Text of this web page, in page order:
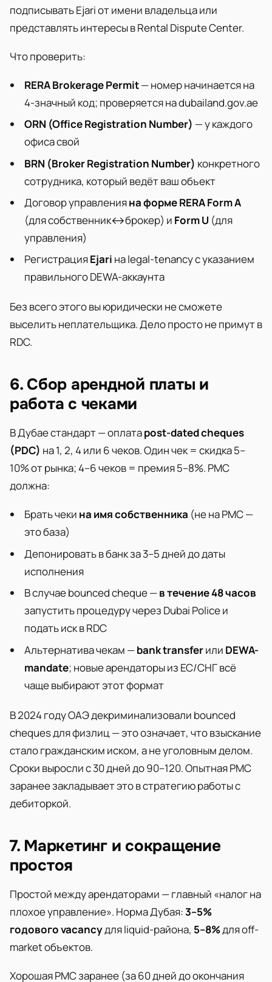
подписывать Ejari от имени владельца или
представлять интересы в Rental Dispute Center.
Что проверить:
RERA Brokerage Permit— номер начинается на
4-значный код; проверяется на dubailand.gov.ae
ORN (Office Registration Number) — у каждого
офиса свой
BRN (Broker Registration Number) конкретного
сотрудника, который ведёт ваш объект
Договор управленияна форме RERA Form A
(для собственник↔брокер) и Form U (для
управления)
РегистрацияEjari на legal-tenancy с указанием
правильного DEWA-аккаунта
Без всего этого вы юридически не сможете
выселить неплательщика. Дело просто не примут в
RDC.
6. Сбор арендной платы и
работа с чеками
В Дубае стандарт — оплатаpost-dated cheques
(PDC) на 1, 2, 4 или 6 чеков. Один чек = скидка 5–
10% от рынка; 4–6 чеков = премия 5–8%. PMC
должна:
Брать чеки на имя собственника (не на PMC —
это база)
Депонировать в банк за 3–5 дней до даты
исполнения
В случае bounced cheque —в течение 48 часов
запустить процедуру через Dubai Police и
подать иск в RDC
Альтернатива чекам —bank transferили DEWA-
mandate; новые арендаторы из ЕС/СНГ всё
чаще выбирают этот формат
В 2024 году ОАЭ декриминализовали bounced
cheques для физлиц — это означает, что взыскание
стало гражданским иском, а не уголовным делом.
Сроки выросли с 30 дней до 90–120. Опытная PMC
заранее закладывает это в стратегию работы с
дебиторкой.
7. Маркетинг и сокращение
простоя
Простой между арендаторами — главный «налог на
плохое управление». Норма Дубая:3–5%
годового vacancyдля liquid-района, 5–8%для off-
market объектов.
Хорошая PMC заранее (за 60 дней до окончания